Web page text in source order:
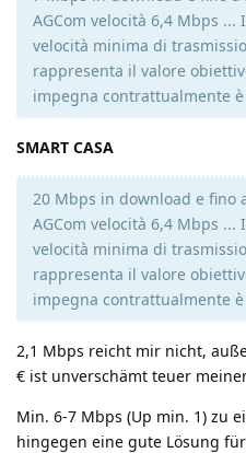
AGCom velocità 6,4 Mbps
velocità minima di
rappresenta il valore
impegna contrattualmente
SMART CASA
20 Mbps in download e fino
AGCom velocità 6,4 Mbps
velocità minima di
rappresenta il valore
impegna contrattualmente
2,1 Mbps reicht mir nicht,
€ ist unverschämt teuer
Min. 6-7 Mbps (Up min. 1) zu
hingegen eine gute Lösung